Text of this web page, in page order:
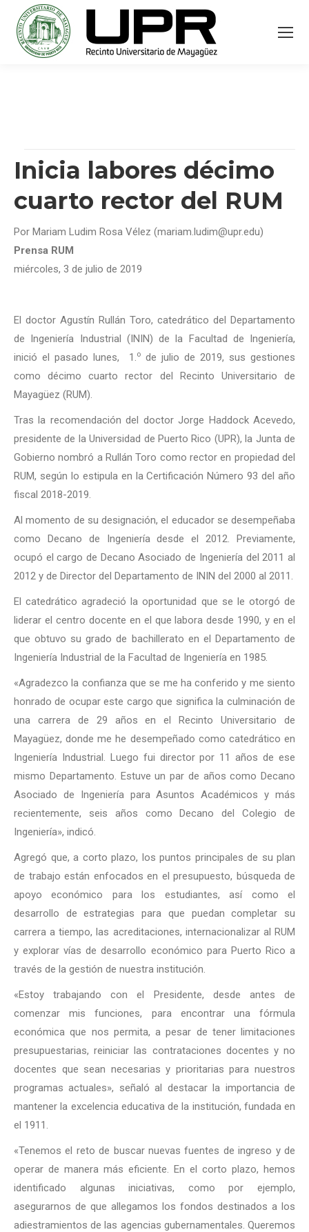
Inicia labores décimo
cuarto rector del RUM
Por Mariam Ludim Rosa Vélez (mariam.ludim@upr.edu)
Prensa RUM
miércoles, 3 de julio de 2019
El doctor Agustín Rullán Toro, catedrático del Departamento
de Ingeniería Industrial (ININ) de la Facultad de Ingeniería,
inició el pasado lunes, 1.o de julio de 2019, sus gestiones
como décimo cuarto rector del Recinto Universitario de
Mayagüez (RUM).
Tras la recomendación del doctor Jorge Haddock Acevedo,
presidente de la Universidad de Puerto Rico (UPR), la Junta de
Gobierno nombró a Rullán Toro como rector en propiedad del
RUM, según lo estipula en la Certificación Número 93 del año
fiscal 2018-2019.
Al momento de su designación, el educador se desempeñaba
como Decano de Ingeniería desde el 2012. Previamente,
ocupó el cargo de Decano Asociado de Ingeniería del 2011 al
2012 y de Director del Departamento de ININ del 2000 al 2011.
El catedrático agradeció la oportunidad que se le otorgó de
liderar el centro docente en el que labora desde 1990, y en el
que obtuvo su grado de bachillerato en el Departamento de
Ingeniería Industrial de la Facultad de Ingeniería en 1985.
«Agradezco la confianza que se me ha conferido y me siento
honrado de ocupar este cargo que significa la culminación de
una carrera de 29 años en el Recinto Universitario de
Mayagüez, donde me he desempeñado como catedrático en
Ingeniería Industrial. Luego fui director por 11 años de ese
mismo Departamento. Estuve un par de años como Decano
Asociado de Ingeniería para Asuntos Académicos y más
recientemente, seis años como Decano del Colegio de
Ingeniería», indicó.
Agregó que, a corto plazo, los puntos principales de su plan
de trabajo están enfocados en el presupuesto, búsqueda de
apoyo económico para los estudiantes, así como el
desarrollo de estrategias para que puedan completar su
carrera a tiempo, las acreditaciones, internacionalizar al RUM
y explorar vías de desarrollo económico para Puerto Rico a
través de la gestión de nuestra institución.
«Estoy trabajando con el Presidente, desde antes de
comenzar mis funciones, para encontrar una fórmula
económica que nos permita, a pesar de tener limitaciones
presupuestarias, reiniciar las contrataciones docentes y no
docentes que sean necesarias y prioritarias para nuestros
programas actuales», señaló al destacar la importancia de
mantener la excelencia educativa de la institución, fundada en
el 1911.
«Tenemos el reto de buscar nuevas fuentes de ingreso y de
operar de manera más eficiente. En el corto plazo, hemos
identificado algunas iniciativas, como por ejemplo,
asegurarnos de que allegamos los fondos destinados a los
adiestramientos de las agencias gubernamentales. Queremos